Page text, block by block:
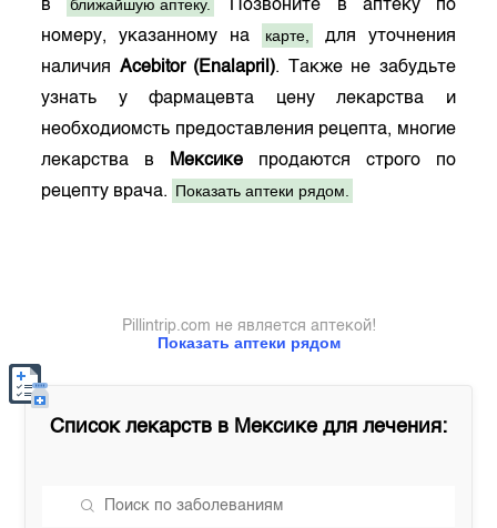
в ближайшую аптеку.
Позвоните в аптеку по
номеру, указанному на
карте,
для уточнения
наличия Acebitor (Enalapril). Также не забудьте
узнать у фармацевта цену лекарства и
необходиомсть предоставления рецепта, многие
лекарства в
Мексике продаются строго по
рецепту врача. Показать аптеки рядом.
Показать аптеки рядом
Pillintrip.com не является аптекой!
Список лекарств в Мексике для лечения: